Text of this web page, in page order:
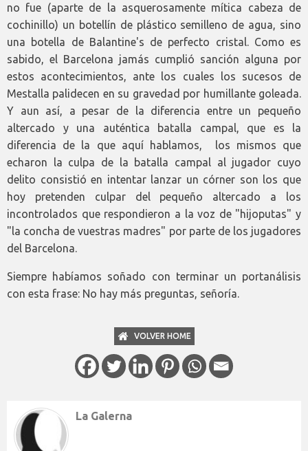
no fue (aparte de la asquerosamente mítica cabeza de
cochinillo) un botellín de plástico semilleno de agua, sino
una botella de Balantine's de perfecto cristal. Como es
sabido, el Barcelona jamás cumplió sanción alguna por
estos acontecimientos, ante los cuales los sucesos de
Mestalla palidecen en su gravedad por humillante goleada.
Y aun así, a pesar de la diferencia entre un pequeño
altercado y una auténtica batalla campal, que es la
diferencia de la que aquí hablamos, los mismos que
echaron la culpa de la batalla campal al jugador cuyo
delito consistió en intentar lanzar un córner son los que
hoy pretenden culpar del pequeño altercado a los
incontrolados que respondieron a la voz de "hijoputas" y
"la concha de vuestras madres" por parte de los jugadores
del Barcelona.
Siempre habíamos soñado con terminar un portanálisis
con esta frase: No hay más preguntas, señoría.
VOLVER HOME
La Galerna